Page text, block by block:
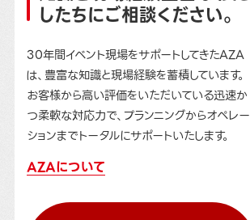
したちにご相談ください。
30年間イベント現場をサポートしてきたAZA
は、豊富な知識と現場経験を蓄積しています。
お客様から高い評価をいただいている迅速か
つ柔軟な対応力で、プランニングからオペレー
ションまでトータルにサポートいたします。
AZAについて